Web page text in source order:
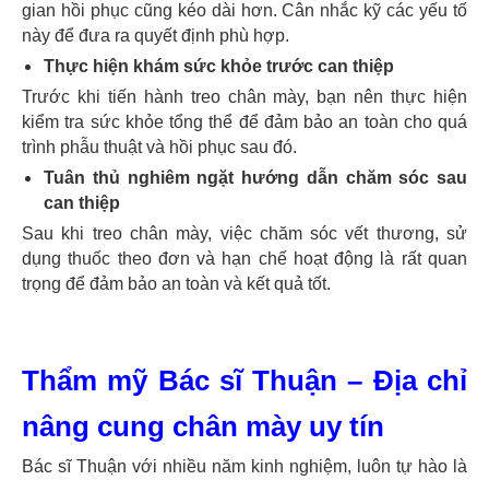
gian hồi phục cũng kéo dài hơn. Cân nhắc kỹ các yếu tố
này để đưa ra quyết định phù hợp.
Thực hiện khám sức khỏe trước can thiệp
Trước khi tiến hành treo chân mày, bạn nên thực hiện
kiểm tra sức khỏe tổng thể để đảm bảo an toàn cho quá
trình phẫu thuật và hồi phục sau đó.
Tuân thủ nghiêm ngặt hướng dẫn chăm sóc sau
can thiệp
Sau khi treo chân mày, việc chăm sóc vết thương, sử
dụng thuốc theo đơn và hạn chế hoạt động là rất quan
trọng để đảm bảo an toàn và kết quả tốt.
Thẩm mỹ Bác sĩ Thuận – Địa chỉ
nâng cung chân mày uy tín
Bác sĩ Thuận với nhiều năm kinh nghiệm, luôn tự hào là